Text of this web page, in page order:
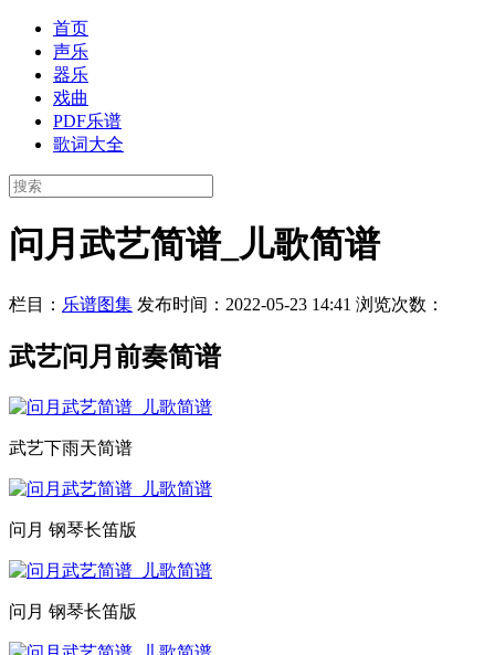
首页
声乐
器乐
戏曲
PDF乐谱
歌词大全
问月武艺简谱_儿歌简谱
栏目： 乐谱图集 发布时间：2022-05-23 14:41 浏览次数：
武艺问月前奏简谱
武艺下雨天简谱
问月 钢琴长笛版
问月 钢琴长笛版